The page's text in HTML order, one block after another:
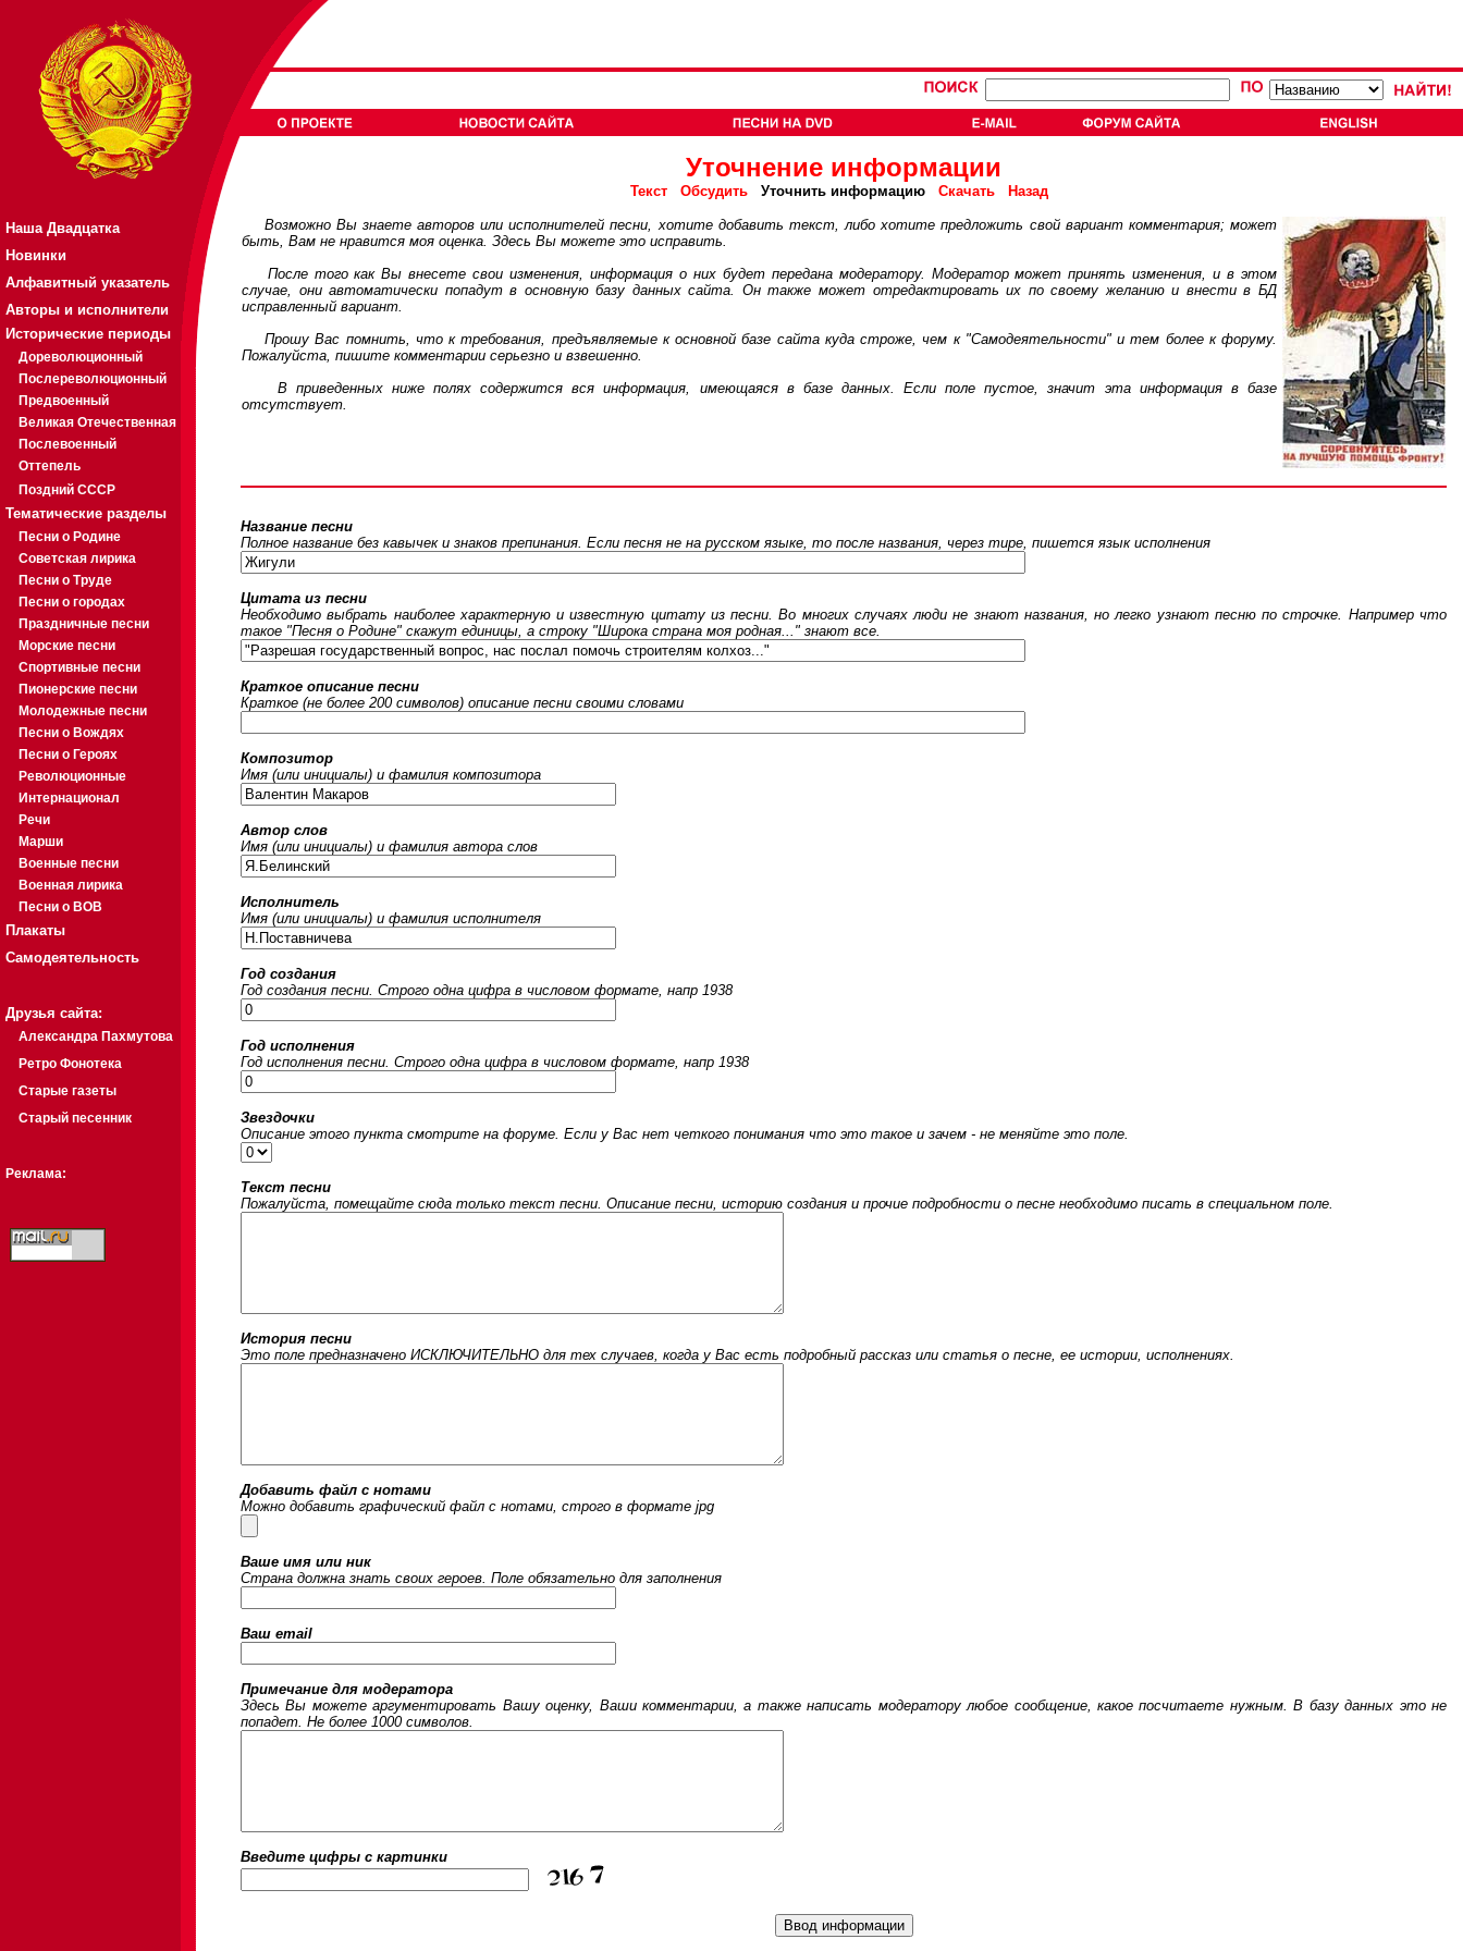
Наша Двадцатка
Новинки
Алфавитный указатель
Авторы и исполнители
Исторические периоды
Дореволюционный
Послереволюционный
Предвоенный
Великая Отечественная
Послевоенный
Оттепель
Поздний СССР
Тематические разделы
Песни о Родине
Советская лирика
Песни о Труде
Песни о городах
Праздничные песни
Морские песни
Спортивные песни
Пионерские песни
Молодежные песни
Песни о Вождях
Песни о Героях
Революционные
Интернационал
Речи
Марши
Военные песни
Военная лирика
Песни о ВОВ
Плакаты
Самодеятельность
Друзья сайта:
Александра Пахмутова
Ретро Фонотека
Старые газеты
Старый песенник
Реклама:
Уточнение информации
Текст Обсудить Уточнить информацию Скачать Назад
Возможно Вы знаете авторов или исполнителей песни, хотите добавить текст, либо хотите предложить свой вариант комментария; может
быть, Вам не нравится моя оценка. Здесь Вы можете это исправить.
После того как Вы внесете свои изменения, информация о них будет передана модератору. Модератор может принять изменения, и в этом
случае, они автоматически попадут в основную базу данных сайта. Он также может отредактировать их по своему желанию и внести в БД
исправленный вариант.
Прошу Вас помнить, что к требования, предъявляемые к основной базе сайта куда строже, чем к "Самодеятельности" и тем более к форуму.
Пожалуйста, пишите комментарии серьезно и взвешенно.
В приведенных ниже полях содержится вся информация, имеющаяся в базе данных. Если поле пустое, значит эта информация в базе
отсутствует.
Название песни
Полное название без кавычек и знаков препинания. Если песня не на русском языке, то после названия, через тире, пишется язык исполнения
Цитата из песни
Необходимо выбрать наиболее характерную и известную цитату из песни. Во многих случаях люди не знают названия, но легко узнают песню по строчке. Например что
такое "Песня о Родине" скажут единицы, а строку "Широка страна моя родная..." знают все.
Краткое описание песни
Краткое (не более 200 символов) описание песни своими словами
Композитор
Имя (или инициалы) и фамилия композитора
Автор слов
Имя (или инициалы) и фамилия автора слов
Исполнитель
Имя (или инициалы) и фамилия исполнителя
Год создания
Год создания песни. Строго одна цифра в числовом формате, напр 1938
Год исполнения
Год исполнения песни. Строго одна цифра в числовом формате, напр 1938
Звездочки
Описание этого пункта смотрите на форуме. Если у Вас нет четкого понимания что это такое и зачем - не меняйте это поле.
Текст песни
Пожалуйста, помещайте сюда только текст песни. Описание песни, историю создания и прочие подробности о песне необходимо писать в специальном поле.
История песни
Это поле предназначено ИСКЛЮЧИТЕЛЬНО для тех случаев, когда у Вас есть подробный рассказ или статья о песне, ее истории, исполнениях.
Добавить файл с нотами
Можно добавить графический файл с нотами, строго в формате jpg
Ваше имя или ник
Страна должна знать своих героев. Поле обязательно для заполнения
Ваш email
Примечание для модератора
Здесь Вы можете аргументировать Вашу оценку, Ваши комментарии, а также написать модератору любое сообщение, какое посчитаете нужным. В базу данных это не
попадет. Не более 1000 символов.
Введите цифры c картинки